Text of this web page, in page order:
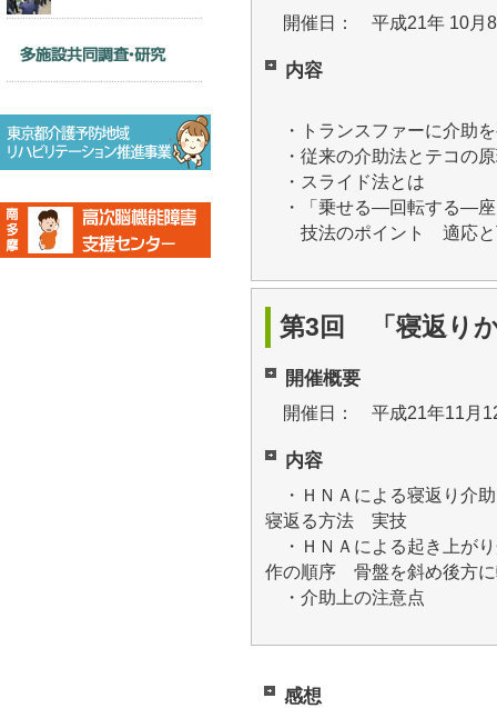
開催日： 平成21年 10月8
内容
・トランスファーに介助
・従来の介助法とテコの
・スライド法とは
・「乗せる―回転する―座
技法のポイント 適応と
第3回 「寝返り
開催概要
開催日： 平成21年11月
内容
・ＨＮＡによる寝返り介
寝返る方法 実技
・ＨＮＡによる起き上が
作の順序 骨盤を斜め後方
・介助上の注意点
感想